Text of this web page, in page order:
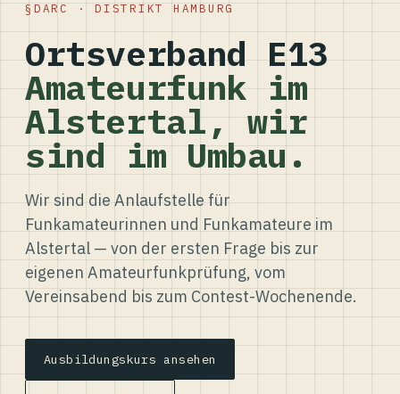
DARC · DISTRIKT HAMBURG
Ortsverband E13
Amateurfunk im
Alstertal, wir
sind im Umbau.
Wir sind die Anlaufstelle für
Funkamateurinnen und Funkamateure im
Alstertal — von der ersten Frage bis zur
eigenen Amateurfunkprüfung, vom
Vereinsabend bis zum Contest-Wochenende.
Ausbildungskurs ansehen